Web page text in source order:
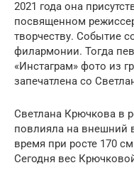
2021 года она
посвященном
творчеству. Событие
филармонии. Тогда
«Инстаграм» фото из
запечатлена со
Светлана Крючкова в
повлияла на внешний
время при росте 170
Сегодня вес